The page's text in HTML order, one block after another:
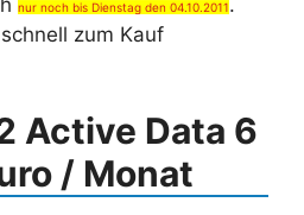
nur noch bis Dienstag den 04.10.2011
zum Kauf
Active Data 6
/ Monat